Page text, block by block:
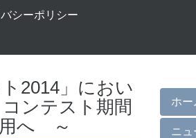
シーポリシー
2014」におい
ンテスト期間
用へ ～
ホー
ニュ